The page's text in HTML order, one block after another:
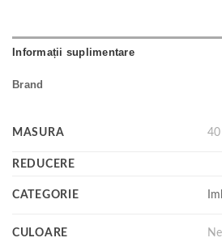
Informații suplimentare
Brand
MASURA 40
REDUCERE
CATEGORIE
CULOARE